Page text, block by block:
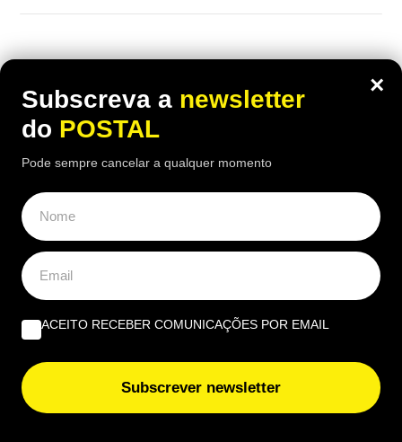
Tavira promove yoga, observação de estrelas e
acampamentos na Mata da Conceição
Inspeção automóvel mudou: milhares de carros podem
reprovar mesmo sem avarias visíveis
Jovem de 20 anos fica em prisão preventiva por tráfico
de droga em Vila do Bispo
Lídia Jorge e Dino D’Santiago são embaixadores da
Estádio Algarve recebe Kanye West em nova digressão
×
Subscreva a newsletter
do POSTAL
Pode sempre cancelar a qualquer momento
ACEITO RECEBER COMUNICAÇÕES POR EMAIL
Subscrever newsletter